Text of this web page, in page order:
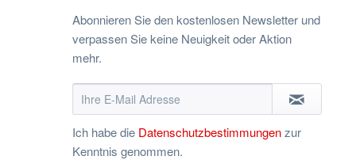
Abonnieren Sie den kostenlosen Newsletter und
verpassen Sie keine Neuigkeit oder Aktion
mehr.
Ich habe die Datenschutzbestimmungenzur
Kenntnis genommen.